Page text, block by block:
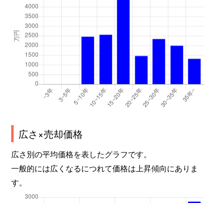
広さ×売却価格
広さ別の平均価格を表したグラフです。
一般的には広くなるにつれて価格は上昇傾向にありま
す。